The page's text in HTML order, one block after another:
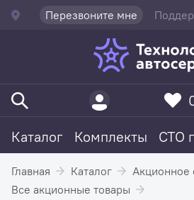
Перезвоните мне
Каталог Комплекты СТО
Главная Каталог
Акционное
Все акционные товары